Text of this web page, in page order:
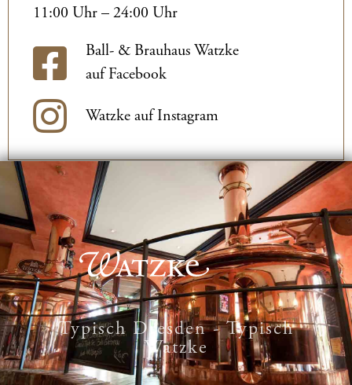
11:00 Uhr – 24:00 Uhr
Ball- & Brauhaus Watzke
auf Facebook
Watzke auf Instagram
Typisch Dresden - Typisch
Watzke